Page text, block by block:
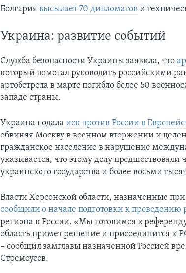
Болгариявысылает 70 дипломатов и
Украина: развитие событий
Служба безопасности Украины заявила, что
который помогал руководить российскими
артобстрела в марте погибло более 50
западе страны.
Украина подалаиск против России в
обвиняя Москву в военном вторжении и
гражданское население в нарушение
указывается, что этому делу предшествовали
украинского государства и более восьми
Власти Херсонской области, назначенные
сообщили о начале подготовки к проведению
региона к России. «Мы готовимся к
область примет решение и присоединится к
– сообщил замглавы назначенной Россией
Стремоусов.